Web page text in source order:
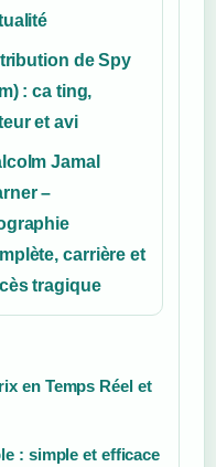
tribution de Spy
: ca ting,
et avi
Jamal
–
carrière et
tragique
en Temps Réel et
: simple et efficace